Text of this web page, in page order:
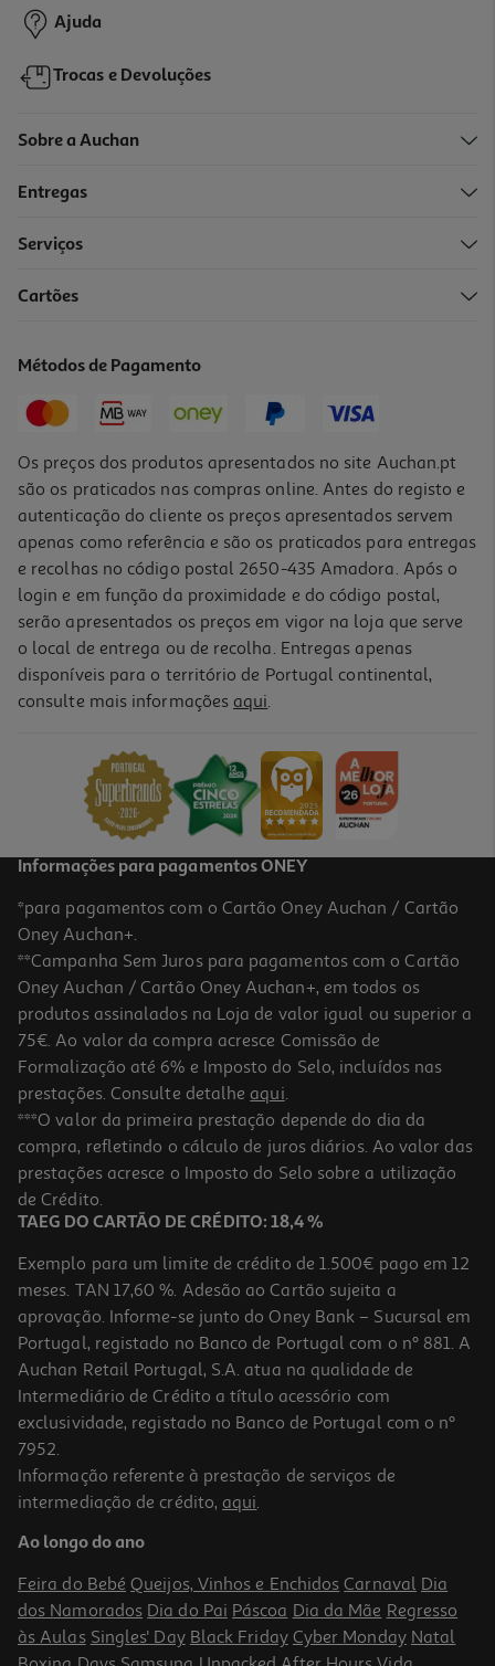
Feno Da Montanha Camomila 500g
5.0
Feno Timóteo Versele Laga Verde E Brilhante 1kg
16.94 €/Kg
16,94 €
Feno Timóteo Versele Laga Com Beterraba E Tomate 500g
24.98 €/Kg
12,49 €
Ajuda
Trocas e Devoluções
Sobre a Auchan
Entregas
Serviços
Cartões
Métodos de Pagamento
Os preços dos produtos apresentados no site Auchan.pt
são os praticados nas compras online. Antes do registo e
autenticação do cliente os preços apresentados servem
apenas como referência e são os praticados para entregas
e recolhas no código postal 2650-435 Amadora. Após o
login e em função da proximidade e do código postal,
serão apresentados os preços em vigor na loja que serve
o local de entrega ou de recolha. Entregas apenas
disponíveis para o território de Portugal continental,
consulte mais informações aqui.
Informações para pagamentos ONEY
*para pagamentos com o Cartão Oney Auchan / Cartão
Oney Auchan+.
**Campanha Sem Juros para pagamentos com o Cartão
Oney Auchan / Cartão Oney Auchan+, em todos os
produtos assinalados na Loja de valor igual ou superior a
75€. Ao valor da compra acresce Comissão de
Formalização até 6% e Imposto do Selo, incluídos nas
prestações. Consulte detalhe aqui.
***O valor da primeira prestação depende do dia da
compra, refletindo o cálculo de juros diários. Ao valor das
prestações acresce o Imposto do Selo sobre a utilização
de Crédito.
TAEG DO CARTÃO DE CRÉDITO: 18,4 %
Exemplo para um limite de crédito de 1.500€ pago em 12
meses. TAN 17,60 %. Adesão ao Cartão sujeita a
aprovação. Informe-se junto do Oney Bank – Sucursal em
Portugal, registado no Banco de Portugal com o nº 881. A
Auchan Retail Portugal, S.A. atua na qualidade de
Intermediário de Crédito a título acessório com
exclusividade, registado no Banco de Portugal com o nº
7952.
Informação referente à prestação de serviços de
intermediação de crédito, aqui.
Ao longo do ano
Feira do Bebé Queijos, Vinhos e Enchidos Carnaval Dia
dos Namorados Dia do Pai Páscoa Dia da Mãe Regresso
às Aulas Singles' Day Black Friday Cyber Monday Natal